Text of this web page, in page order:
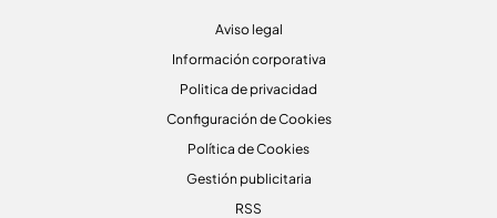
Aviso legal
Información corporativa
Politica de privacidad
Configuración de Cookies
Política de Cookies
Gestión publicitaria
RSS